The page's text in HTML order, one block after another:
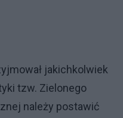
jakichkolwiek
tzw. Zielonego
należy postawić